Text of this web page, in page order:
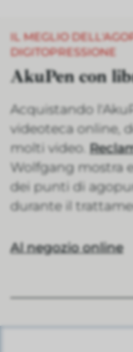
IL MEGLIO
DIGITOPRESSIONE
AkuPen con
Acquistando
videoteca online,
molti video.
Wolfgang mostra
dei punti di
durante il
Al negozio online